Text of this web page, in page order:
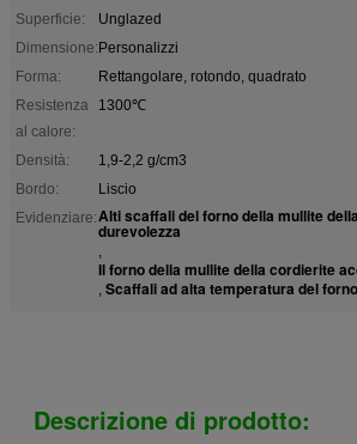
Superficie:
Unglazed
Dimensione:Personalizzi
Forma:
Rettangolare, rotondo, quadrato
Resistenza
al calore:
1300℃
Densità:
1,9-2,2 g/cm3
Bordo:
Liscio
Evidenziare:Alti scaffali del forno della mullite
durevolezza
,
Il forno della mullite della cordierite
, Scaffali ad alta temperatura del
Descrizione di prodotto: